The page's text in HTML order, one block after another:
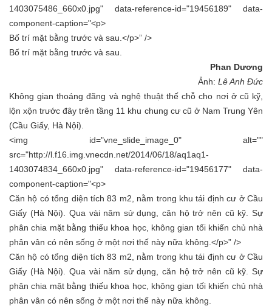
1403075486_660x0.jpg" data-reference-id="19456189" data-
component-caption="<p>
Bố trí mặt bằng trước và sau.</p>” />
Bố trí mặt bằng trước và sau.
Phan Dương
Ảnh: Lê Anh Đức
Không gian thoáng đãng và nghệ thuật thế chỗ cho nơi ở cũ kỹ,
lộn xộn trước đây trên tầng 11 khu chung cư cũ ở Nam Trung Yên
(Cầu Giấy, Hà Nội).
<img id="vne_slide_image_0" alt=""
src="http://l.f16.img.vnecdn.net/2014/06/18/aq1aq1-
1403074834_660x0.jpg" data-reference-id="19456177" data-
component-caption="<p>
Căn hộ có tổng diện tích 83 m2, nằm trong khu tái định cư ở Cầu
Giấy (Hà Nội). Qua vài năm sử dụng, căn hộ trở nên cũ kỹ. Sự
phân chia mặt bằng thiếu khoa học, không gian tối khiến chủ nhà
phân vân có nên sống ở một nơi thế này nữa không.</p>” />
Căn hộ có tổng diện tích 83 m2, nằm trong khu tái định cư ở Cầu
Giấy (Hà Nội). Qua vài năm sử dụng, căn hộ trở nên cũ kỹ. Sự
phân chia mặt bằng thiếu khoa học, không gian tối khiến chủ nhà
phân vân có nên sống ở một nơi thế này nữa không.